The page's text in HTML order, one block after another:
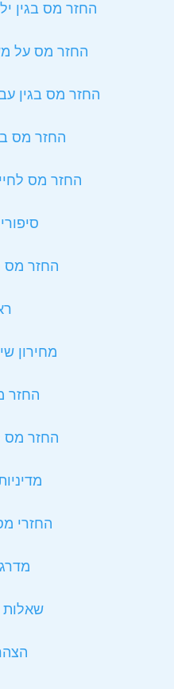
החזר מס בגין
החזר מס על
החזר מס בגין
החזר מס
החזר מס
החזר מס
מחירון
החזר
החזר מס
החזרי
שאלות